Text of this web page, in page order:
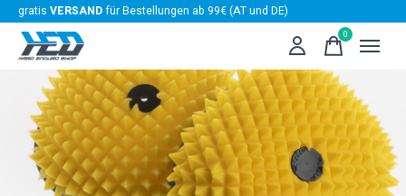
gratis VERSANDfür Bestellungen ab 99€ (AT und DE)
0items